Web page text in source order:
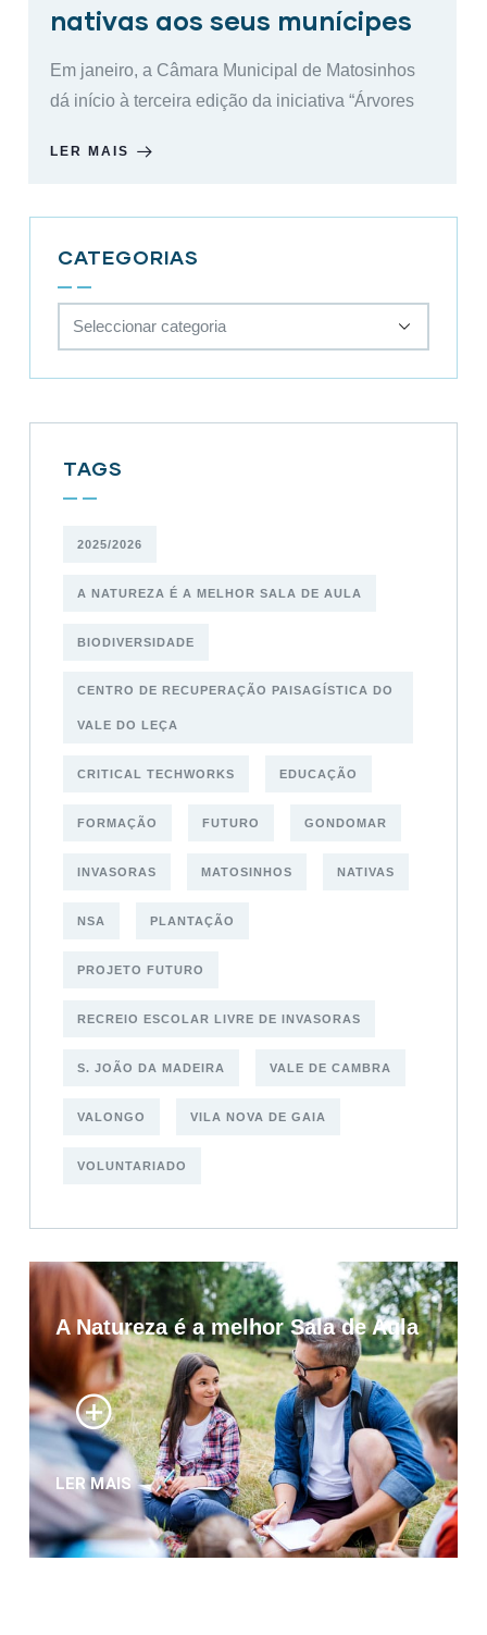
nativas aos seus munícipes
Em janeiro, a Câmara Municipal de Matosinhos
dá início à terceira edição da iniciativa “Árvores
LER MAIS
CATEGORIAS
TAGS
2025/2026
A NATUREZA É A MELHOR SALA DE AULA
BIODIVERSIDADE
CENTRO DE RECUPERAÇÃO PAISAGÍSTICA DO
VALE DO LEÇA
CRITICAL TECHWORKS EDUCAÇÃO
FORMAÇÃO FUTURO GONDOMAR
INVASORAS MATOSINHOS NATIVAS
NSA PLANTAÇÃO
PROJETO FUTURO
RECREIO ESCOLAR LIVRE DE INVASORAS
S. JOÃO DA MADEIRA VALE DE CAMBRA
VALONGO VILA NOVA DE GAIA
VOLUNTARIADO
A Natureza é a melhor Sala de Aula
LER MAIS